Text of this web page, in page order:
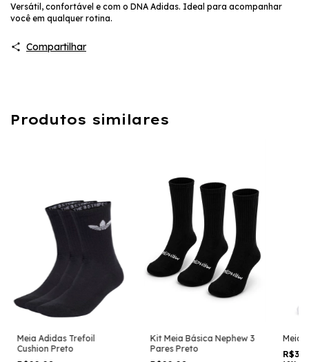
Versátil, confortável e com o DNA Adidas. Ideal para acompanhar
você em qualquer rotina.
Compartilhar
Produtos similares
Meia Adidas Trefoil
Cushion Preto
Kit Meia Básica Nephew 3
Pares Preto
Meia